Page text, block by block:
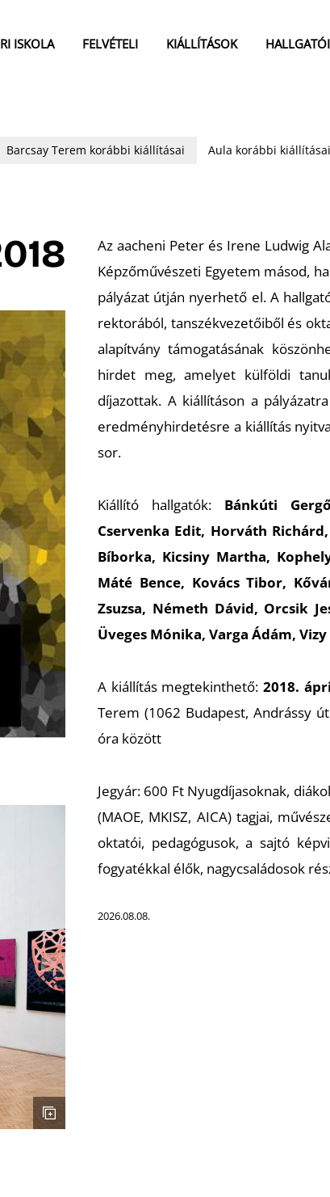
ISKOLA FELVÉTELI KIÁLLÍTÁSOK
Barcsay Terem korábbi kiállításai Aula korábbi kiállításai
Az aacheni Peter és Irene Ludwig
Képzőművészeti Egyetem másod,
pályázat útján nyerhető el. A
rektorából, tanszékvezetőiből és
alapítvány támogatásának
hirdet meg, amelyet külföldi
díjazottak. A kiállításon a
eredményhirdetésre a kiállítás
sor.
Kiállító hallgatók: Bánkúti
Cservenka Edit, Horváth
Bíborka, Kicsiny Martha,
Máté Bence, Kovács Tibor,
Zsuzsa, Németh Dávid, Orcsik
Üveges Mónika, Varga Ádám,
A kiállítás megtekinthető:2018.
Terem (1062 Budapest, Andrássy
óra között
Jegyár: 600 Ft Nyugdíjasoknak,
(MAOE, MKISZ, AICA) tagjai,
oktatói, pedagógusok, a sajtó
fogyatékkal élők, nagycsaládosok
2026.08.08.